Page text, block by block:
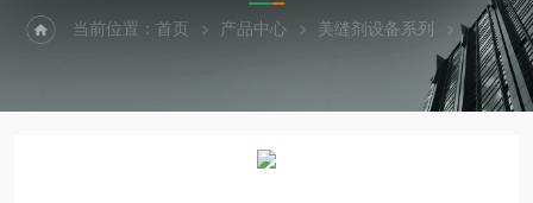
当前位置：首页 产品中心 美缝剂设备系列 美缝剂